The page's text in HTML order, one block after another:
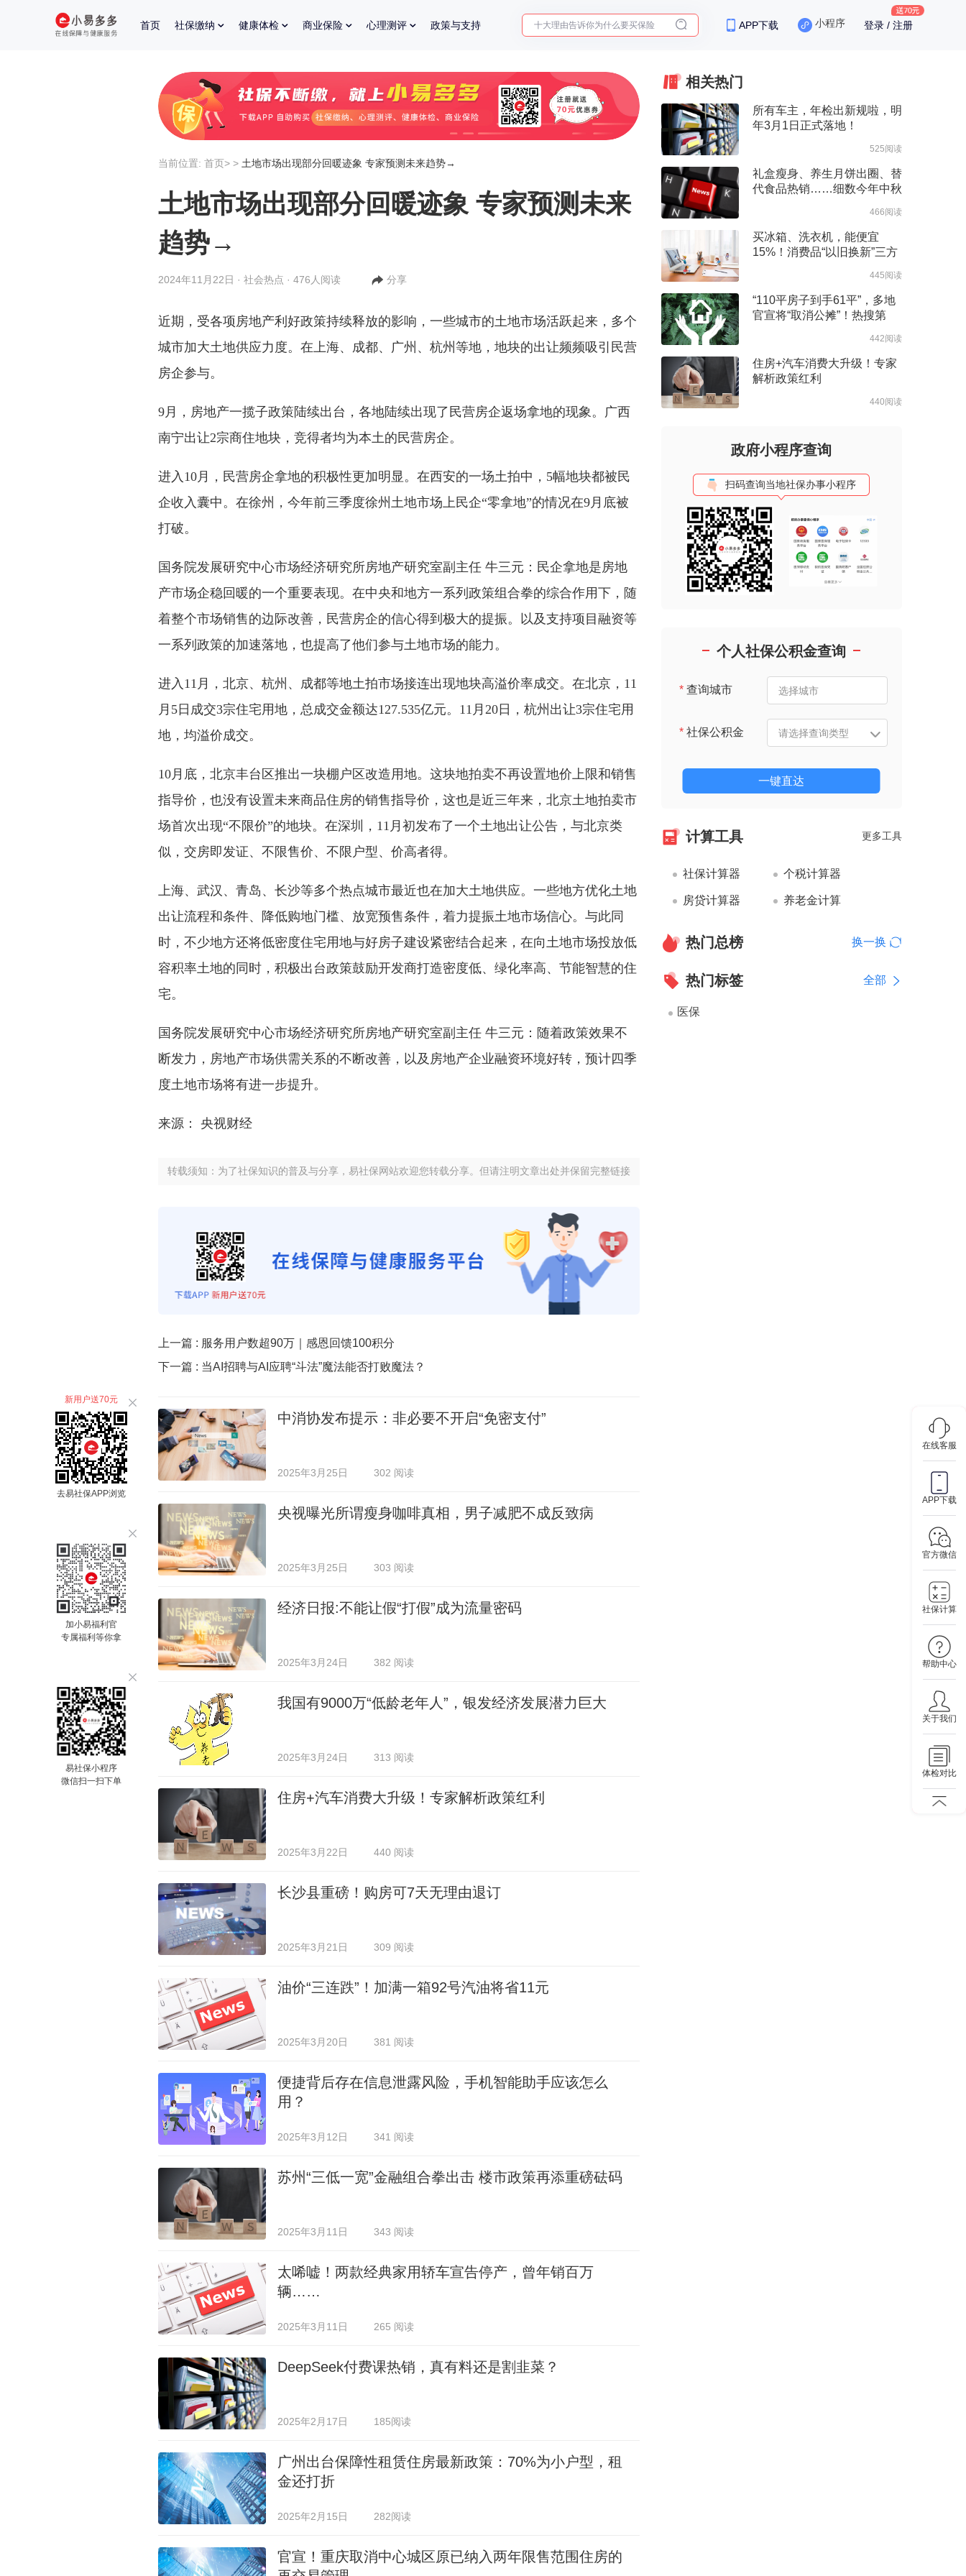
首页 社保缴纳 健康体检 商业保险 心理测评 政策与支持 入职体检在线预约 APP下载 小程序 登录 / 注册
在线客服
APP下载
官方微信
社保计算
帮助中心
关于我们
体检对比
新用户送70元
去易社保APP浏览
加小易福利官
专属福利等你拿
易社保小程序
微信扫一扫下单
当前位置: 首页> > 土地市场出现部分回暖迹象 专家预测未来趋势→
土地市场出现部分回暖迹象 专家预测未来
趋势→
2024年11月22日 · 社会热点 · 476人阅读 分享
近期，受各项房地产利好政策持续释放的影响，一些城市的土地市场活跃起来，多个
城市加大土地供应力度。在上海、成都、广州、杭州等地，地块的出让频频吸引民营
房企参与。
9月，房地产一揽子政策陆续出台，各地陆续出现了民营房企返场拿地的现象。广西
南宁出让2宗商住地块，竞得者均为本土的民营房企。
进入10月，民营房企拿地的积极性更加明显。在西安的一场土拍中，5幅地块都被民
企收入囊中。在徐州，今年前三季度徐州土地市场上民企“零拿地”的情况在9月底被
打破。
国务院发展研究中心市场经济研究所房地产研究室副主任 牛三元：民企拿地是房地
产市场企稳回暖的一个重要表现。在中央和地方一系列政策组合拳的综合作用下，随
着整个市场销售的边际改善，民营房企的信心得到极大的提振。以及支持项目融资等
一系列政策的加速落地，也提高了他们参与土地市场的能力。
进入11月，北京、杭州、成都等地土拍市场接连出现地块高溢价率成交。在北京，11
月5日成交3宗住宅用地，总成交金额达127.535亿元。11月20日，杭州出让3宗住宅用
地，均溢价成交。
10月底，北京丰台区推出一块棚户区改造用地。这块地拍卖不再设置地价上限和销售
指导价，也没有设置未来商品住房的销售指导价，这也是近三年来，北京土地拍卖市
场首次出现“不限价”的地块。在深圳，11月初发布了一个土地出让公告，与北京类
似，交房即发证、不限售价、不限户型、价高者得。
上海、武汉、青岛、长沙等多个热点城市最近也在加大土地供应。一些地方优化土地
出让流程和条件、降低购地门槛、放宽预售条件，着力提振土地市场信心。与此同
时，不少地方还将低密度住宅用地与好房子建设紧密结合起来，在向土地市场投放低
容积率土地的同时，积极出台政策鼓励开发商打造密度低、绿化率高、节能智慧的住
宅。
国务院发展研究中心市场经济研究所房地产研究室副主任 牛三元：随着政策效果不
断发力，房地产市场供需关系的不断改善，以及房地产企业融资环境好转，预计四季
度土地市场将有进一步提升。
来源： 央视财经
转载须知：为了社保知识的普及与分享，易社保网站欢迎您转载分享。但请注明文章出处并保留完整链接
上一篇 : 服务用户数超90万｜感恩回馈100积分
下一篇 : 当AI招聘与AI应聘“斗法”魔法能否打败魔法？
中消协发布提示：非必要不开启“免密支付”
2025年3月25日 302 阅读
央视曝光所谓瘦身咖啡真相，男子减肥不成反致病
2025年3月25日 303 阅读
经济日报:不能让假“打假”成为流量密码
2025年3月24日 382 阅读
我国有9000万“低龄老年人”，银发经济发展潜力巨大
2025年3月24日 313 阅读
住房+汽车消费大升级！专家解析政策红利
2025年3月22日 440 阅读
长沙县重磅！购房可7天无理由退订
2025年3月21日 309 阅读
油价“三连跌”！加满一箱92号汽油将省11元
2025年3月20日 381 阅读
便捷背后存在信息泄露风险，手机智能助手应该怎么
用？
2025年3月12日 341 阅读
苏州“三低一宽”金融组合拳出击 楼市政策再添重磅砝码
2025年3月11日 343 阅读
太唏嘘！两款经典家用轿车宣告停产，曾年销百万
辆……
2025年3月11日 265 阅读
DeepSeek付费课热销，真有料还是割韭菜？
2025年2月17日 185阅读
广州出台保障性租赁住房最新政策：70%为小户型，租
金还打折
2025年2月15日 282阅读
官宣！重庆取消中心城区原已纳入两年限售范围住房的
相关热门
所有车主，年检出新规啦，明
年3月1日正式落地！
525阅读
礼盒瘦身、养生月饼出圈、替
代食品热销……细数今年中秋
466阅读
买冰箱、洗衣机，能便宜
15%！消费品“以旧换新”三方
445阅读
“110平房子到手61平”，多地
官宣将“取消公摊”！热搜第
442阅读
住房+汽车消费大升级！专家
解析政策红利
440阅读
政府小程序查询
扫码查询当地社保办事小程序
个人社保公积金查询
*查询城市
*社保公积金
一键直达
计算工具 更多工具
社保计算器 个税计算器
房贷计算器 养老金计算
热门总榜 换一换
热门标签 全部
医保